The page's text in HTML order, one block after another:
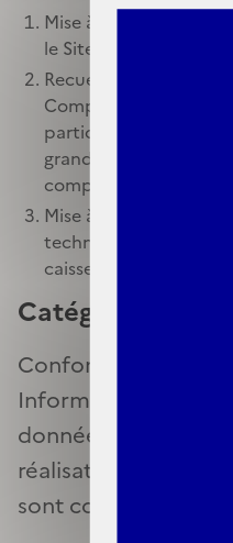
Mise à disposition
le Site et d’un
Recueil
Complémentaire
particulièrement à la
grand public de la liste
complémentaires
Mise à disposition de
techniques à
caisses d’assurance
Catégories de
Conformément à
Informatique et
données strictement
réalisation des
sont collectées et